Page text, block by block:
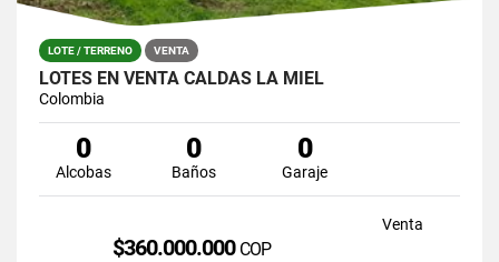
LOTE / TERRENO VENTA
LOTES EN VENTA CALDAS LA MIEL
Colombia
0
Alcobas
0
Baños
0
Garaje
Venta
$360.000.000 COP